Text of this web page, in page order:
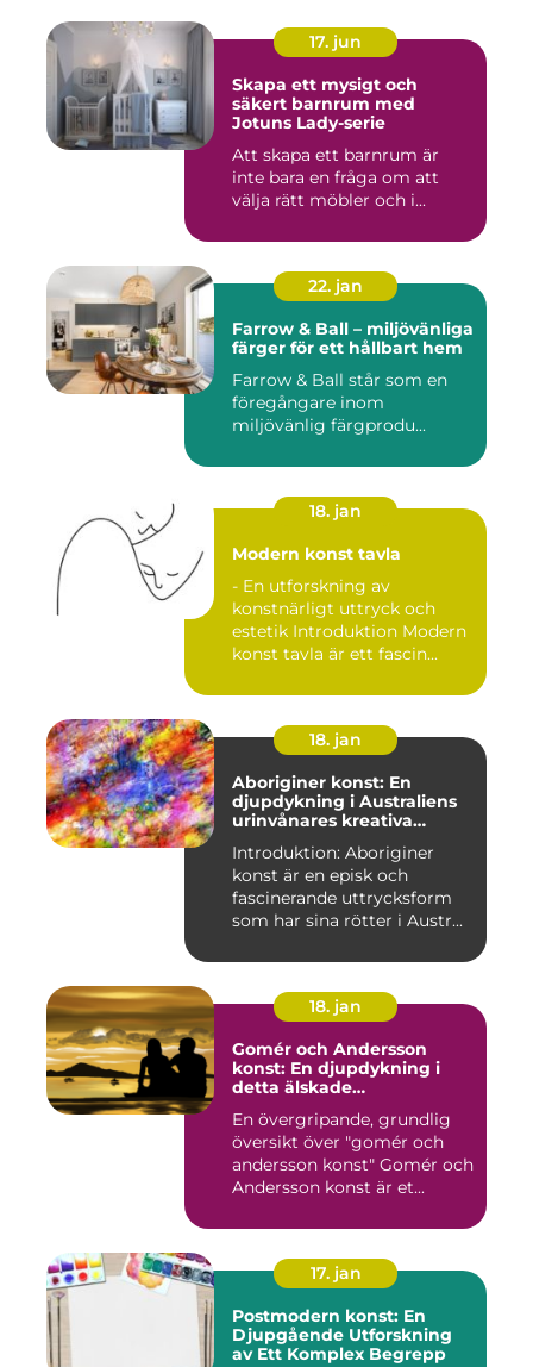
17. jun
Skapa ett mysigt och
säkert barnrum med
Jotuns Lady-serie
Att skapa ett barnrum är
inte bara en fråga om att
välja rätt möbler och i...
22. jan
Farrow & Ball – miljövänliga
färger för ett hållbart hem
Farrow & Ball står som en
föregångare inom
miljövänlig färgprodu...
18. jan
Modern konst tavla
- En utforskning av
konstnärligt uttryck och
estetik Introduktion Modern
konst tavla är ett fascin...
18. jan
Aboriginer konst: En
djupdykning i Australiens
urinvånares kreativa
Introduktion: Aboriginer
konst är en episk och
fascinerande uttrycksform
som har sina rötter i Austr...
18. jan
Gomér och Andersson
konst: En djupdykning i
detta älskade
En övergripande, grundlig
översikt över "gomér och
andersson konst" Gomér och
Andersson konst är et...
17. jan
Postmodern konst: En
Djupgående Utforskning
av Ett Komplex Begrepp